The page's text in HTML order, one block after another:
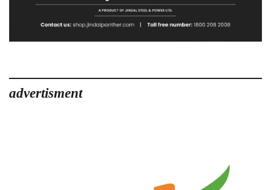
advertisment